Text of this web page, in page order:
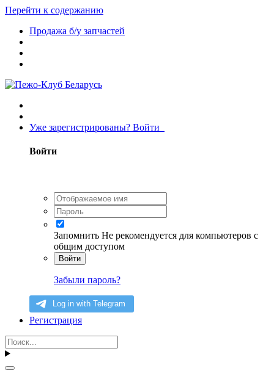
Перейти к содержанию
Продажа б/у запчастей
Уже зарегистрированы? Войти
Войти
Запомнить Не рекомендуется для компьютеров с
общим доступом
Войти
Забыли пароль?
Регистрация